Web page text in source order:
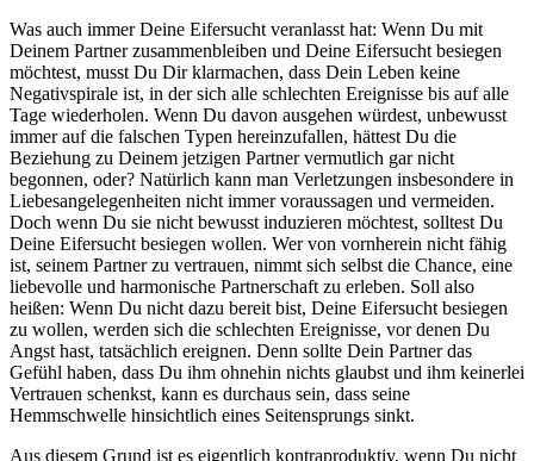
Was auch immer Deine Eifersucht veranlasst hat: Wenn Du mit
Deinem Partner zusammenbleiben und Deine Eifersucht besiegen
möchtest, musst Du Dir klarmachen, dass Dein Leben keine
Negativspirale ist, in der sich alle schlechten Ereignisse bis auf alle
Tage wiederholen. Wenn Du davon ausgehen würdest, unbewusst
immer auf die falschen Typen hereinzufallen, hättest Du die
Beziehung zu Deinem jetzigen Partner vermutlich gar nicht
begonnen, oder? Natürlich kann man Verletzungen insbesondere in
Liebesangelegenheiten nicht immer voraussagen und vermeiden.
Doch wenn Du sie nicht bewusst induzieren möchtest, solltest Du
Deine Eifersucht besiegen wollen. Wer von vornherein nicht fähig
ist, seinem Partner zu vertrauen, nimmt sich selbst die Chance, eine
liebevolle und harmonische Partnerschaft zu erleben. Soll also
heißen: Wenn Du nicht dazu bereit bist, Deine Eifersucht besiegen
zu wollen, werden sich die schlechten Ereignisse, vor denen Du
Angst hast, tatsächlich ereignen. Denn sollte Dein Partner das
Gefühl haben, dass Du ihm ohnehin nichts glaubst und ihm keinerlei
Vertrauen schenkst, kann es durchaus sein, dass seine
Hemmschwelle hinsichtlich eines Seitensprungs sinkt.
Aus diesem Grund ist es eigentlich kontraproduktiv, wenn Du nicht